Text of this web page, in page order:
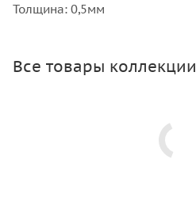
Толщина: 0,5мм
Все товары коллекции